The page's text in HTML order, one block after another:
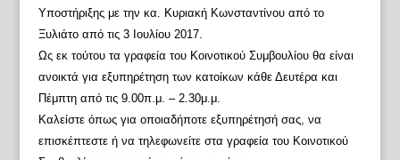
Υποστήριξης με την κα. Κυριακή Κωνσταντίνου από το
Ξυλιάτο από τις 3 Ιουλίου 2017.
Ως εκ τούτου τα γραφεία του Κοινοτικού Συμβουλίου θα είναι
ανοικτά για εξυπηρέτηση των κατοίκων κάθε Δευτέρα και
Πέμπτη από τις 9.00π.μ. – 2.30μ.μ.
Καλείστε όπως για οποιαδήποτε εξυπηρέτησή σας, να
επισκέπτεστε ή να τηλεφωνείτε στα γραφεία του Κοινοτικού